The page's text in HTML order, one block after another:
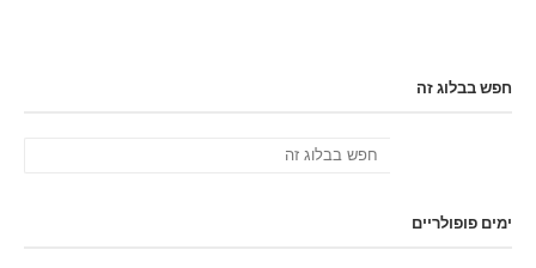
חפש בבלוג זה
ימים פופולריים